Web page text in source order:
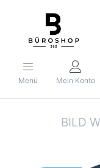
Menü Mein Konto